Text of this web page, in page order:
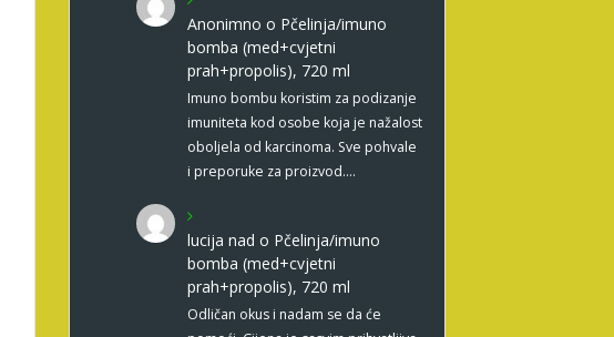
Anonimno o Pčelinja/imuno
bomba (med+cvjetni
prah+propolis), 720 ml
Imuno bombu koristim za podizanje
imuniteta kod osobe koja je nažalost
oboljela od karcinoma. Sve pohvale
i preporuke za proizvod.…
lucija nad o Pčelinja/imuno
bomba (med+cvjetni
prah+propolis), 720 ml
Odličan okus i nadam se da će